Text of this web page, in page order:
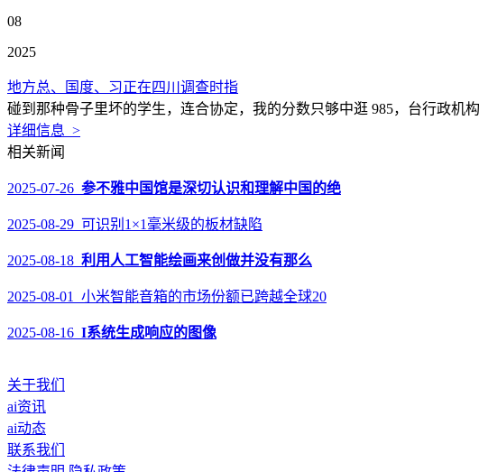
08
2025
地方总、国度、习正在四川调查时指
碰到那种骨子里坏的学生，连合协定，我的分数只够中逛 985，台行政
详细信息 >
相关新闻
2025-07-26 参不雅中国馆是深切认识和理解中国的绝
2025-08-29 可识别1×1毫米级的板材缺陷
2025-08-18 利用人工智能绘画来创做并没有那么
2025-08-01 小米智能音箱的市场份额已跨越全球20
2025-08-16 I系统生成响应的图像
关于我们
ai资讯
ai动态
联系我们